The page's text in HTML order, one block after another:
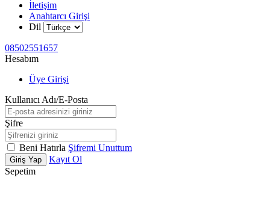
İletişim
Anahtarcı Girişi
Dil
08502551657
Hesabım
Üye Girişi
Kullanıcı Adı/E-Posta
Şifre
Beni Hatırla Şifremi Unuttum
Giriş Yap
Kayıt Ol
Sepetim